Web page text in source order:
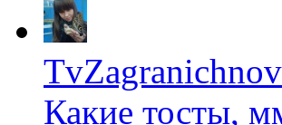
Какие тосты,